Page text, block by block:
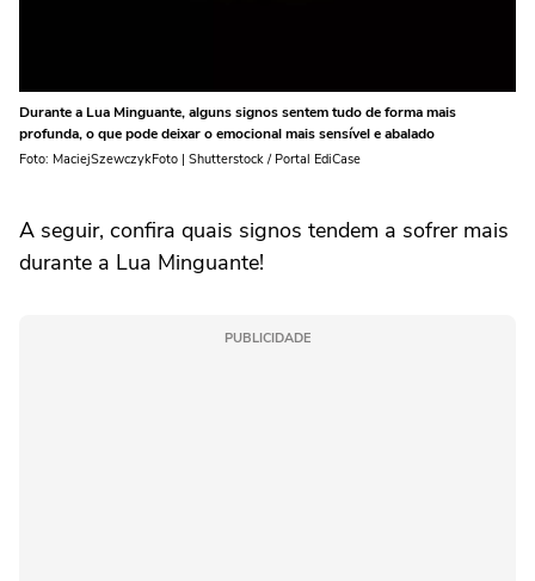
Durante a Lua Minguante, alguns signos sentem tudo de forma mais
profunda, o que pode deixar o emocional mais sensível e abalado
Foto: MaciejSzewczykFoto | Shutterstock / Portal EdiCase
A seguir, confira quais signos tendem a sofrer mais
durante a Lua Minguante!
PUBLICIDADE